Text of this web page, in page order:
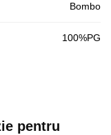
Bombo
100%PG
pentru